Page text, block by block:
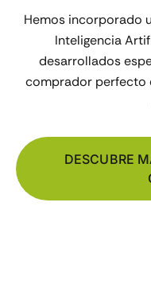
Hemos incorporado
Inteligencia
desarrollados
comprador perfecto
DESCUBRE